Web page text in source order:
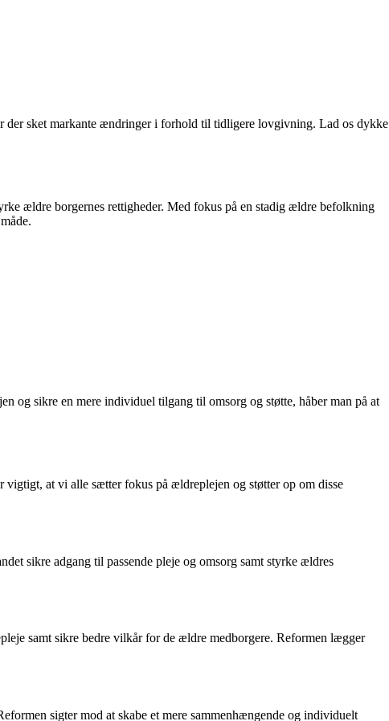
sket markante ændringer i forhold til tidligere lovgivning. Lad os dykke
ældre borgernes rettigheder. Med fokus på en stadig ældre befolkning
og sikre en mere individuel tilgang til omsorg og støtte, håber man på at
at vi alle sætter fokus på ældreplejen og støtter op om disse
sikre adgang til passende pleje og omsorg samt styrke ældres
samt sikre bedre vilkår for de ældre medborgere. Reformen lægger
sigter mod at skabe et mere sammenhængende og individuelt